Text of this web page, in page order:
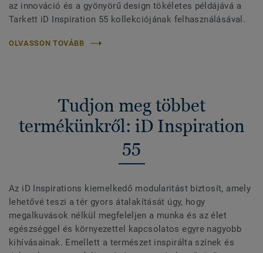
az innováció és a gyönyörű design tökéletes példájává a
Tarkett iD Inspiration 55 kollekciójának felhasználásával.
OLVASSON TOVÁBB
Tudjon meg többet
termékünkről: iD Inspiration
55
Az iD Inspirations kiemelkedő modularitást biztosít, amely
lehetővé teszi a tér gyors átalakítását úgy, hogy
megalkuvások nélkül megfeleljen a munka és az élet
egészséggel és környezettel kapcsolatos egyre nagyobb
kihívásainak. Emellett a természet inspirálta színek és